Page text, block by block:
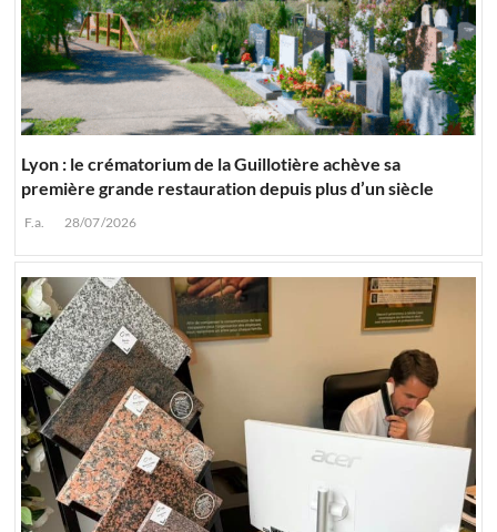
Lyon : le crématorium de la Guillotière achève sa
première grande restauration depuis plus d’un siècle
F.a. 28/07/2026